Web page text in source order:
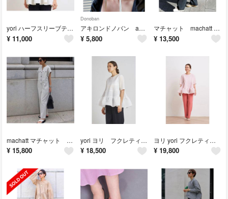
yori ハーフスリーブティアードブラウス
¥ 11,000
Donoban
アキロンドノバン akiron donoban 撥水ワイドブリムハット
¥ 5,800
マチャット machatt シアージャガードトップス
¥ 13,500
machatt マチャット リネンオールインワン ベージュ
¥ 15,800
yori ヨリ フクレティアードブラウス 36
¥ 18,500
ヨリ yori フクレティアードブラウス
¥ 19,800